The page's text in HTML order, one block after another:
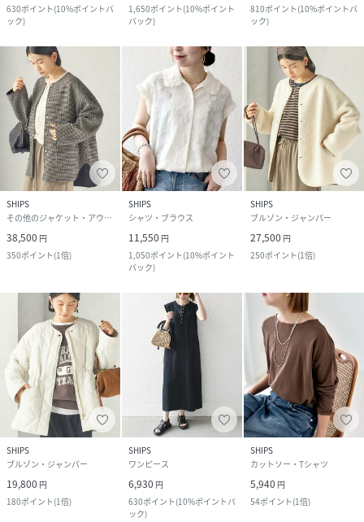
630ポイント(10%ポイントバ
ック)
1,650ポイント(10%ポイント
バック)
810ポイント(10%ポイントバ
ック)
SHIPS
その他のジャケット・アウター
38,500 円
350ポイント(1倍)
SHIPS
シャツ・ブラウス
11,550 円
1,050ポイント(10%ポイント
バック)
SHIPS
ブルゾン・ジャンパー
27,500 円
250ポイント(1倍)
SHIPS
ブルゾン・ジャンパー
19,800 円
180ポイント(1倍)
SHIPS
ワンピース
6,930 円
630ポイント(10%ポイントバ
ック)
SHIPS
カットソー・Tシャツ
5,940 円
54ポイント(1倍)